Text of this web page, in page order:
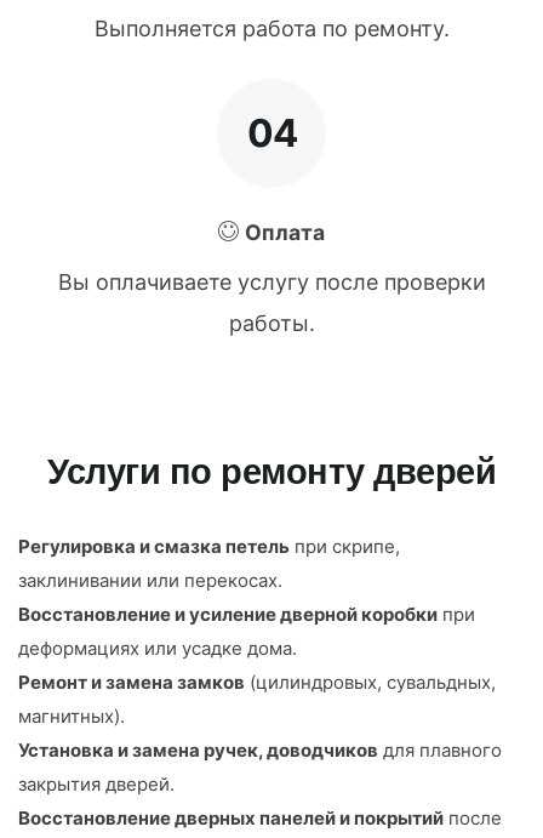
Выполняется работа по ремонту.
04
Оплата
Вы оплачиваете услугу после проверки
работы.
Услуги по ремонту дверей
Регулировка и смазка петель при скрипе,
заклинивании или перекосах.
Восстановление и усиление дверной коробки при
деформациях или усадке дома.
Ремонт и замена замков (цилиндровых, сувальдных,
магнитных).
Установка и замена ручек, доводчиков для плавного
закрытия дверей.
Восстановление дверных панелей и покрытий после